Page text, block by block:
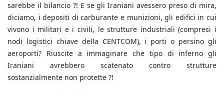
sarebbe il bilancio ?! E se gli Iraniani avessero preso di mira,
diciamo, i depositi di carburante e munizioni, gli edifici in cui
vivono i militari e i civili, le strutture industriali (compresi i
nodi logistici chiave della CENTCOM), i porti o persino gli
aeroporti? Riuscite a immaginare che tipo di inferno gli
Iraniani avrebbero scatenato contro strutture
sostanzialmente non protette ?!